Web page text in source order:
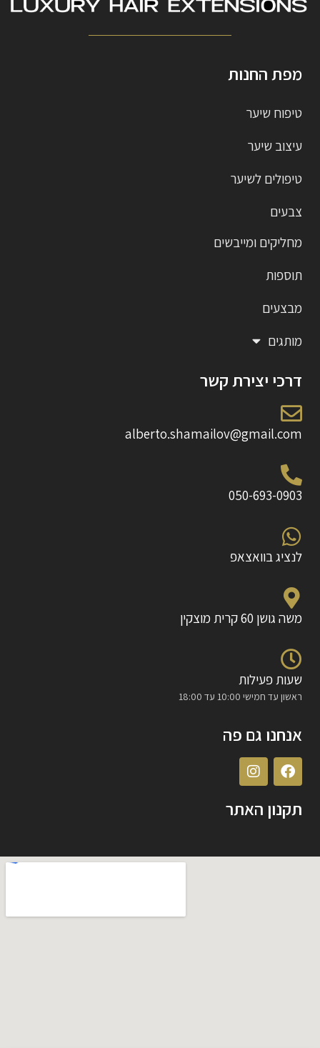
מפת החנות
טיפוח שיער
עיצוב שיער
טיפולים לשיער
צבעים
מחליקים ומייבשים
תוספות
מבצעים
מותגים
דרכי יצירת קשר
alberto.shamailov@gmail.com
050-693-0903
לנציג בוואצאפ
משה גושן 60 קרית מוצקין
שעות פעילות
ראשון עד חמישי 10:00 עד 18:00
אנחנו גם פה
תקנון האתר